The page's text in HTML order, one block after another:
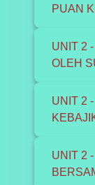
PUAN
UNIT 2
OLEH
UNIT 2
UNIT 2